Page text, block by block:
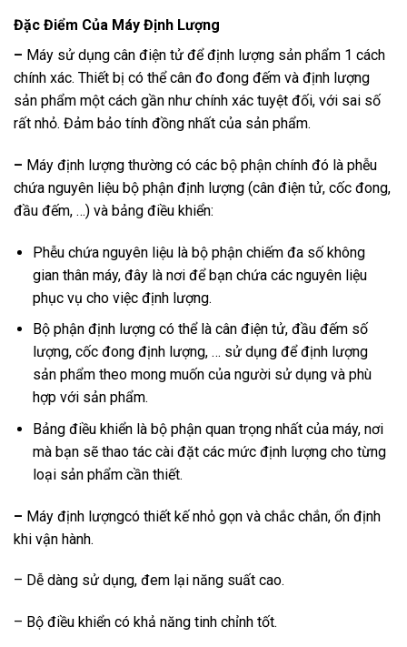
Đặc Điểm Của Máy Định Lượng
– Máy sử dụng cân điện tử để định lượng sản phẩm 1 cách
chính xác. Thiết bị có thể cân đo đong đếm và định lượng
sản phẩm một cách gần như chính xác tuyệt đối, với sai số
rất nhỏ. Đảm bảo tính đồng nhất của sản phẩm.
– Máy định lượng thường có các bộ phận chính đó là phễu
chứa nguyên liệu bộ phận định lượng (cân điện tử, cốc đong,
đầu đếm, …) và bảng điều khiển:
Phễu chứa nguyên liệu là bộ phận chiếm đa số không
gian thân máy, đây là nơi để bạn chứa các nguyên liệu
phục vụ cho việc định lượng.
Bộ phận định lượng có thể là cân điện tử, đầu đếm số
lượng, cốc đong định lượng, … sử dụng để định lượng
sản phẩm theo mong muốn của người sử dụng và phù
hợp với sản phẩm.
Bảng điều khiển là bộ phận quan trọng nhất của máy, nơi
mà bạn sẽ thao tác cài đặt các mức định lượng cho từng
loại sản phẩm cần thiết.
– Máy định lượngcó thiết kế nhỏ gọn và chắc chắn, ổn định
khi vận hành.
– Dễ dàng sử dụng, đem lại năng suất cao.
– Bộ điều khiển có khả năng tinh chỉnh tốt.